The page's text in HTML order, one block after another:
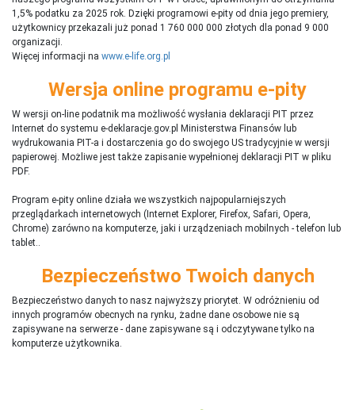
1,5% podatku za 2025 rok. Dzięki programowi e-pity od dnia jego premiery,
użytkownicy przekazali już ponad 1 760 000 000 złotych dla ponad 9 000
organizacji.
Więcej informacji na www.e-life.org.pl
Wersja online programu e-pity
W wersji on-line podatnik ma możliwość wysłania deklaracji PIT przez
Internet do systemu e-deklaracje.gov.pl Ministerstwa Finansów lub
wydrukowania PIT-a i dostarczenia go do swojego US tradycyjnie w wersji
papierowej. Możliwe jest także zapisanie wypełnionej deklaracji PIT w pliku
PDF.
Program e-pity online działa we wszystkich najpopularniejszych
przeglądarkach internetowych (Internet Explorer, Firefox, Safari, Opera,
Chrome) zarówno na komputerze, jaki i urządzeniach mobilnych - telefon lub
tablet..
Bezpieczeństwo Twoich danych
Bezpieczeństwo danych to nasz najwyższy priorytet. W odróżnieniu od
innych programów obecnych na rynku, żadne dane osobowe nie są
zapisywane na serwerze - dane zapisywane są i odczytywane tylko na
komputerze użytkownika.